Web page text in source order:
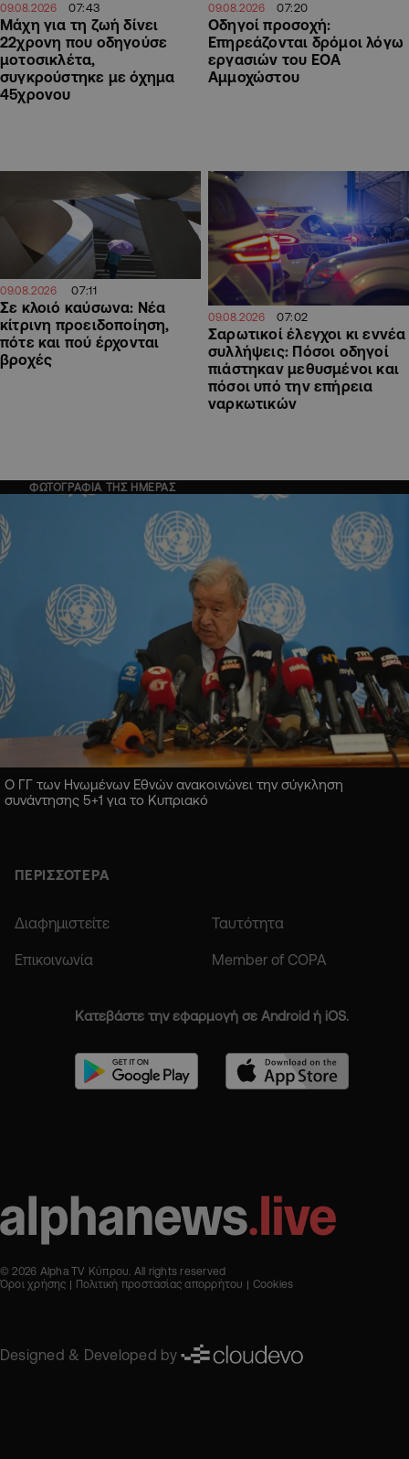
09.08.2026 07:43
Μάχη για τη ζωή δίνει
22χρονη που οδηγούσε
μοτοσικλέτα,
συγκρούστηκε με όχημα
45χρονου
09.08.2026 07:20
Οδηγοί προσοχή:
Επηρεάζονται δρόμοι λόγω
εργασιών του ΕΟΑ
Αμμοχώστου
09.08.2026 07:11
Σε κλοιό καύσωνα: Νέα
κίτρινη προειδοποίηση,
πότε και πού έρχονται
βροχές
09.08.2026 07:02
Σαρωτικοί έλεγχοι κι εννέα
συλλήψεις: Πόσοι οδηγοί
πιάστηκαν μεθυσμένοι και
πόσοι υπό την επήρεια
ναρκωτικών
ΦΩΤΟΓΡΑΦΙΑ ΤΗΣ ΗΜΕΡΑΣ
Ο ΓΓ των Ηνωμένων Εθνών ανακοινώνει την σύγκληση
συνάντησης 5+1 για το Κυπριακό
ΠΕΡΙΣΣΟΤΕΡΑ
Διαφημιστείτε Ταυτότητα
Επικοινωνία Member of COPA
Κατεβάστε την εφαρμογή σε Android ή iOS.
© 2026 Alpha TV Κύπρου. All rights reserved
Όροι χρήσης
Πολιτική προστασίας απορρήτου Cookies
Designed & Developed by